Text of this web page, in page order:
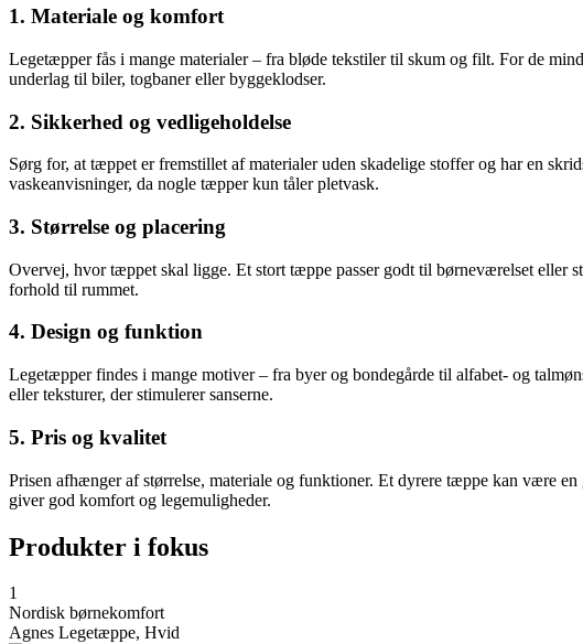
1. Materiale og komfort
Legetæpper fås i mange materialer – fra bløde tekstiler til skum og filt. For de
underlag til biler, togbaner eller byggeklodser.
2. Sikkerhed og vedligeholdelse
Sørg for, at tæppet er fremstillet af materialer uden skadelige stoffer og har en
vaskeanvisninger, da nogle tæpper kun tåler pletvask.
3. Størrelse og placering
Overvej, hvor tæppet skal ligge. Et stort tæppe passer godt til børneværelset eller
forhold til rummet.
4. Design og funktion
Legetæpper findes i mange motiver – fra byer og bondegårde til alfabet- og
eller teksturer, der stimulerer sanserne.
5. Pris og kvalitet
Prisen afhænger af størrelse, materiale og funktioner. Et dyrere tæppe kan være
giver god komfort og legemuligheder.
Produkter i fokus
1
Nordisk børnekomfort
Agnes Legetæppe, Hvid